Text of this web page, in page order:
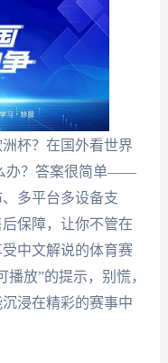
杯？在国外看世界
办？答案很简单——
多平台多设备支
保障，让你不管在
中文解说的体育赛
放”的提示，别慌，
浸在精彩的赛事中